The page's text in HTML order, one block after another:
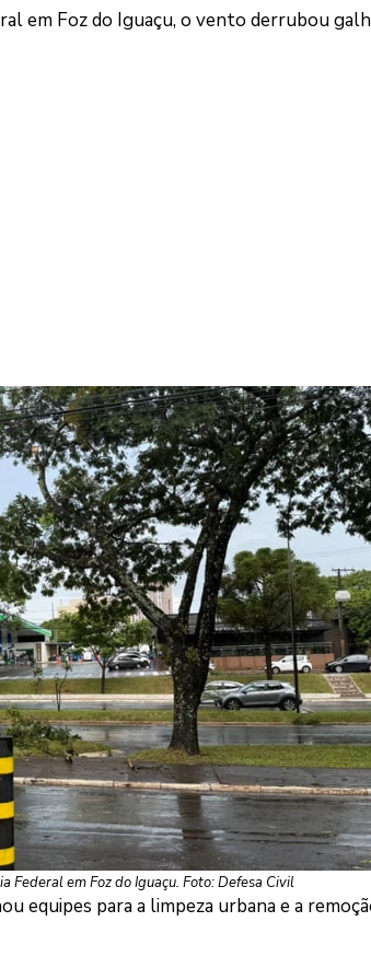
em Foz do Iguaçu, o vento derrubou
Federal em Foz do Iguaçu. Foto: Defesa Civil
equipes para a limpeza urbana e a